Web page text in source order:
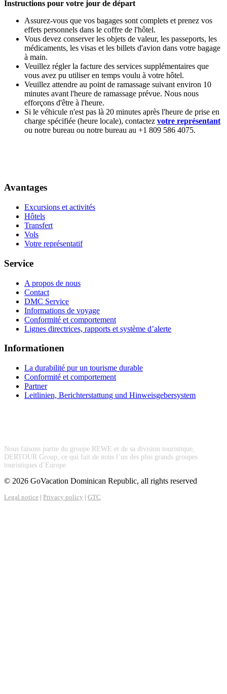
Instructions pour votre jour de départ
Assurez-vous que vos bagages sont complets et prenez vos
effets personnels dans le coffre de l'hôtel.
Vous devez conserver les objets de valeur, les passeports, les
médicaments, les visas et les billets d'avion dans votre bagage
à main.
Veuillez régler la facture des services supplémentaires que
vous avez pu utiliser en temps voulu à votre hôtel.
Veuillez attendre au point de ramassage suivant environ 10
minutes avant l'heure de ramassage prévue. Nous nous
efforçons d'être à l'heure.
Si le véhicule n'est pas là 20 minutes après l'heure de prise en
charge spécifiée (heure locale), contactez votre représentant
ou notre bureau ou notre bureau au +1 809 586 4075.
Avantages
Excursions et activités
Hôtels
Transfert
Vols
Votre représentatif
Service
A propos de nous
Contact
DMC Service
Informations de voyage
Conformité et comportement
Lignes directrices, rapports et système d’alerte
Informationen
La durabilité pur un tourisme durable
Conformité et comportement
Partner
Leitlinien, Berichterstattung und Hinweisgebersystem
Nous faisons partie du groupe REWE et de sa division touristique,
DERTOUR Group, ce qui fait de nous l’un des plus grands groupes
touristiques d’Europe.
© 2026 GoVacation Dominican Republic, all rights reserved
Legal notice | Privacy policy | GTC